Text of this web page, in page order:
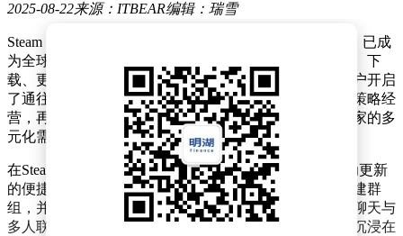
2025-08-22来源：ITBEAR编辑：瑞雪
Steam，这一由Valve公司倾力打造的数字游戏分发平台，已成
为全球游戏爱好者的首选之地。它不仅提供了游戏购买、下
载、更新的一站式服务，更围绕数字游戏库管理，为用户开启
了通往全球数万款正版游戏的便捷之门。从动作冒险到策略经
营，再到角色扮演，各类游戏应有尽有，满足了不同玩家的多
元化需求。
在Steam平台上，玩家不仅能享受到一键下载安装与自动更新
的便捷，还能通过内置的社交系统，轻松添加好友、组建群
组，并参与论坛讨论，与全球玩家共享游戏乐趣。语音聊天与
多人联机功能，更是让玩家之间的距离无限拉近，共同沉浸在